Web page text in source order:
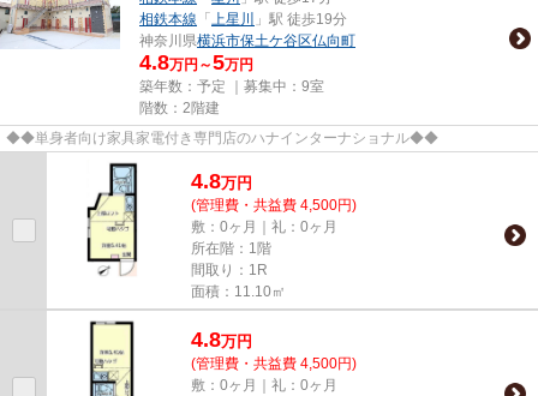
相鉄本線 「 上星川
」駅 徒歩19分
神奈川県横浜市保土ケ谷区仏向町
4.8万円～5万円
築年数：予定 ｜募集中： 9室
階数：2階建
◆◆単身者向け家具家電付き専門店のハナインターナショナル◆◆
4.8万円
(管理費・共益費 4,500円)
敷：0ヶ月｜礼：0ヶ月
所在階：1階
間取り：1R
面積：11.10㎡
4.8万円
(管理費・共益費 4,500円)
敷：0ヶ月｜礼：0ヶ月